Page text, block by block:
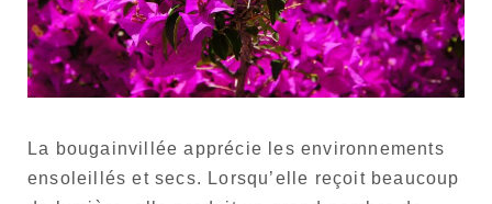
La bougainvillée apprécie les environnements
ensoleillés et secs. Lorsqu’elle reçoit beaucoup